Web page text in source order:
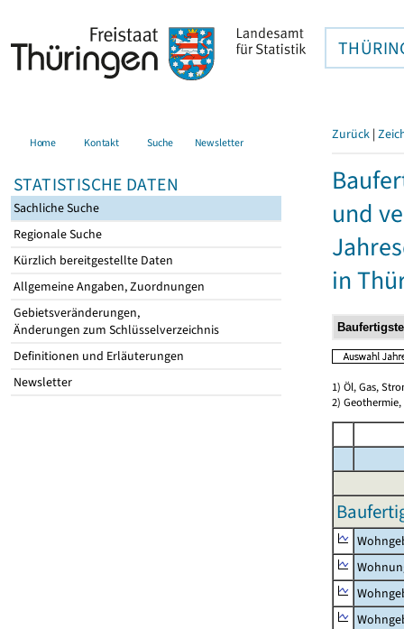
Home Kontakt Suche Newsletter
STATISTISCHE DATEN
Sachliche Suche
Regionale Suche
Kürzlich bereitgestellte Daten
Allgemeine Angaben, Zuordnungen
Gebietsveränderungen,
Änderungen zum Schlüsselverzeichnis
Definitionen und Erläuterungen
Newsletter
Zurück |
und
in
1) Öl, Gas,
2)